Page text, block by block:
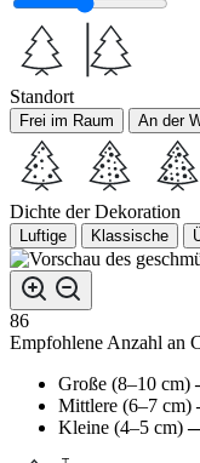
Standort
Frei im Raum An der
Dichte der Dekoration
Luftige Klassische
86
Empfohlene Anzahl an
Große (8–10 cm)
Mittlere (6–7 cm)
Kleine (4–5 cm)